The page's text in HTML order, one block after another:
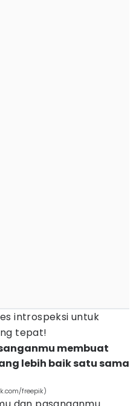
introspeksi untuk
tepat!
membuat
lebih baik satu sama
freepik)